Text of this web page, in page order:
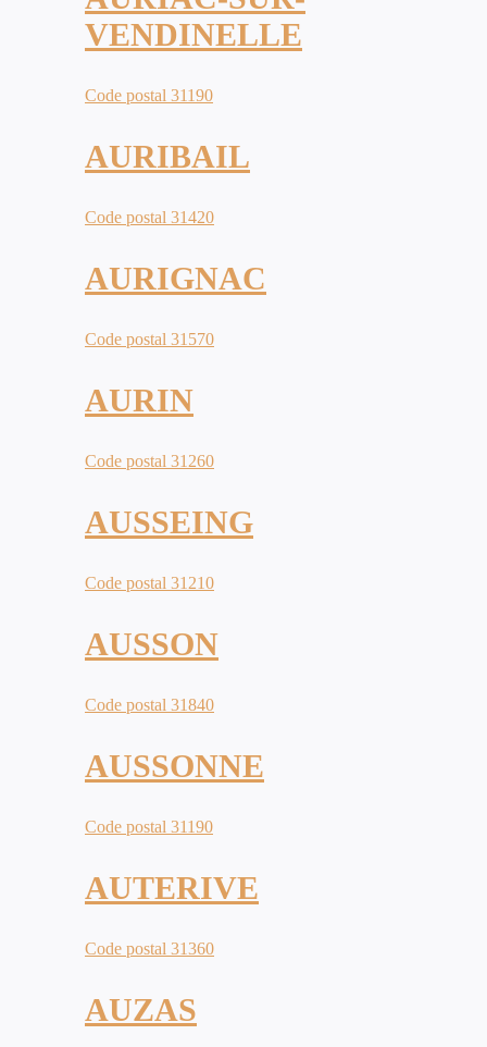
VENDINELLE
Code postal 31190
AURIBAIL
Code postal 31420
AURIGNAC
Code postal 31570
AURIN
Code postal 31260
AUSSEING
Code postal 31210
AUSSON
Code postal 31840
AUSSONNE
Code postal 31190
AUTERIVE
Code postal 31360
AUZAS